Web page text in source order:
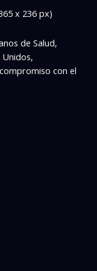
de Salud,
Unidos,
con el